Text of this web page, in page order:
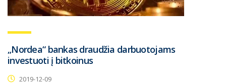
„Nordea“ bankas draudžia darbuotojams
investuoti į bitkoinus
2019-12-09